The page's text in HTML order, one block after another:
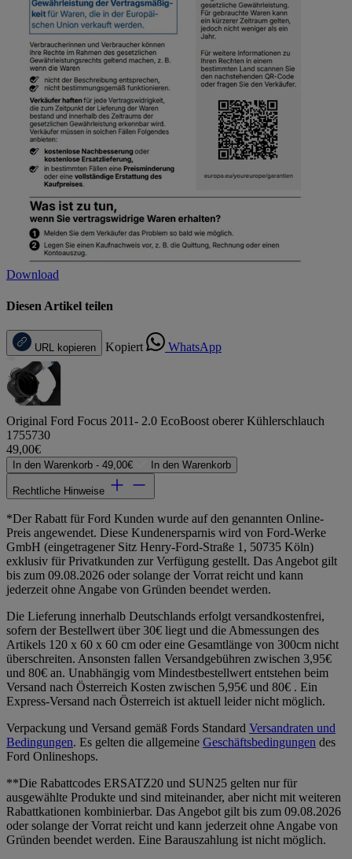
Download
Diesen Artikel teilen
URL kopieren Kopiert WhatsApp
Original Ford Focus 2011- 2.0 EcoBoost oberer Kühlerschlauch
1755730
49,00€
In den Warenkorb - 49,00€ In den Warenkorb
Rechtliche Hinweise
*Der Rabatt für Ford Kunden wurde auf den genannten Online-
Preis angewendet. Diese Kundenersparnis wird von Ford-Werke
GmbH (eingetragener Sitz Henry-Ford-Straße 1, 50735 Köln)
exklusiv für Privatkunden zur Verfügung gestellt. Das Angebot gilt
bis zum 09.08.2026 oder solange der Vorrat reicht und kann
jederzeit ohne Angabe von Gründen beendet werden.
Die Lieferung innerhalb Deutschlands erfolgt versandkostenfrei,
sofern der Bestellwert über 30€ liegt und die Abmessungen des
Artikels 120 x 60 x 60 cm oder eine Gesamtlänge von 300cm nicht
überschreiten. Ansonsten fallen Versandgebühren zwischen 3,95€
und 80€ an. Unabhängig vom Mindestbestellwert entstehen beim
Versand nach Österreich Kosten zwischen 5,95€ und 80€ . Ein
Express-Versand nach Österreich ist aktuell leider nicht möglich.
Verpackung und Versand gemäß Fords Standard Versandraten und
Bedingungen. Es gelten die allgemeine Geschäftsbedingungen des
Ford Onlineshops.
**Die Rabattcodes ERSATZ20 und SUN25 gelten nur für
ausgewählte Produkte und sind miteinander, aber nicht mit weiteren
Rabattkationen kombinierbar. Das Angebot gilt bis zum 09.08.2026
oder solange der Vorrat reicht und kann jederzeit ohne Angabe von
Gründen beendet werden. Eine Barauszahlung ist nicht möglich.